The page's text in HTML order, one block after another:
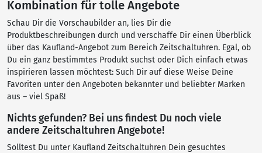
Kombination für tolle Angebote
Schau Dir die Vorschaubilder an, lies Dir die
Produktbeschreibungen durch und verschaffe Dir einen Überblick
über das Kaufland-Angebot zum Bereich Zeitschaltuhren. Egal, ob
Du ein ganz bestimmtes Produkt suchst oder Dich einfach etwas
inspirieren lassen möchtest: Such Dir auf diese Weise Deine
Favoriten unter den Angeboten bekannter und beliebter Marken
aus – viel Spaß!
Nichts gefunden? Bei uns findest Du noch viele
andere Zeitschaltuhren Angebote!
Solltest Du unter Kaufland Zeitschaltuhren Dein gesuchtes